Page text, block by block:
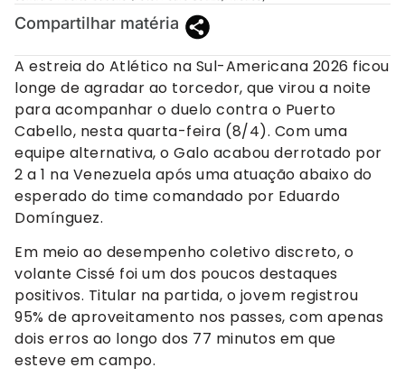
Compartilhar matéria
A estreia do Atlético na Sul-Americana 2026 ficou
longe de agradar ao torcedor, que virou a noite
para acompanhar o duelo contra o Puerto
Cabello, nesta quarta-feira (8/4). Com uma
equipe alternativa, o Galo acabou derrotado por
2 a 1 na Venezuela após uma atuação abaixo do
esperado do time comandado por Eduardo
Domínguez.
Em meio ao desempenho coletivo discreto, o
volante Cissé foi um dos poucos destaques
positivos. Titular na partida, o jovem registrou
95% de aproveitamento nos passes, com apenas
dois erros ao longo dos 77 minutos em que
esteve em campo.